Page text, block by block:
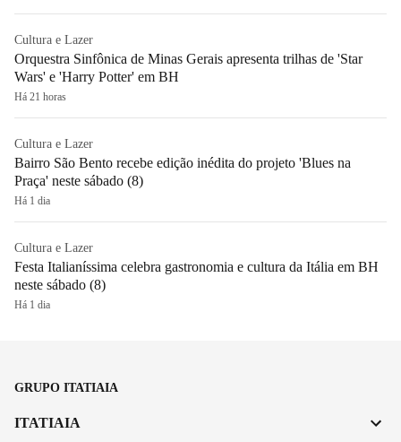
Cultura e Lazer
Orquestra Sinfônica de Minas Gerais apresenta trilhas de 'Star
Wars' e 'Harry Potter' em BH
Há 21 horas
Cultura e Lazer
Bairro São Bento recebe edição inédita do projeto 'Blues na
Praça' neste sábado (8)
Há 1 dia
Cultura e Lazer
Festa Italianíssima celebra gastronomia e cultura da Itália em BH
neste sábado (8)
Há 1 dia
GRUPO ITATIAIA
ITATIAIA